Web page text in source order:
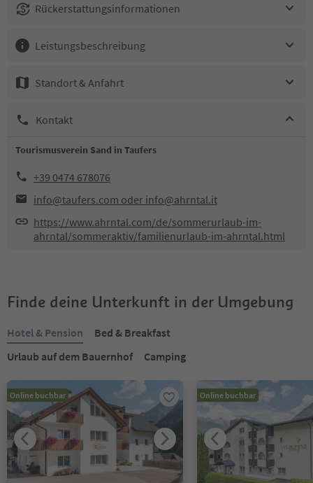
Rückerstattungsinformationen
Leistungsbeschreibung
Standort & Anfahrt
Kontakt
Tourismusverein Sand in Taufers
+39 0474 678076
info@taufers.com oder info@ahrntal.it
https://www.ahrntal.com/de/sommerurlaub-im-
ahrntal/sommeraktiv/familienurlaub-im-ahrntal.html
Finde deine Unterkunft in der Umgebung
Hotel & Pension
Bed & Breakfast
Urlaub auf dem Bauernhof
Camping
Online buchbar Online buchbar